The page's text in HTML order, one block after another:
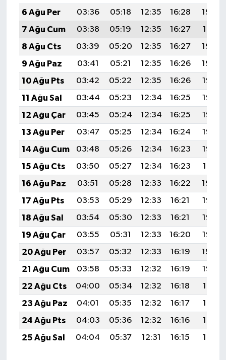
6 Ağu Per
03:36 05:18 12:35 16:28
19:42
7 Ağu Cum
03:38 05:19 12:35 16:27
19:41
8 Ağu Cts
03:39 05:20 12:35 16:27
19:40
9 Ağu Paz
03:41 05:21 12:35 16:26
19:39
10 Ağu Pts
03:42 05:22 12:35 16:26
19:37
11 Ağu Sal
03:44 05:23 12:34 16:25
19:36
12 Ağu Çar
03:45 05:24 12:34 16:25
19:35
13 Ağu Per
03:47 05:25 12:34 16:24
19:33
14 Ağu Cum
03:48 05:26 12:34 16:23
19:32
15 Ağu Cts
03:50 05:27 12:34 16:23
19:31
16 Ağu Paz
03:51 05:28 12:33 16:22
19:29
17 Ağu Pts
03:53 05:29 12:33 16:21
19:28
18 Ağu Sal
03:54 05:30 12:33 16:21
19:26
19 Ağu Çar
03:55 05:31 12:33 16:20
19:25
20 Ağu Per
03:57 05:32 12:33 16:19
19:24
21 Ağu Cum
03:58 05:33 12:32 16:19
19:22
22 Ağu Cts
04:00 05:34 12:32 16:18
19:21
23 Ağu Paz
04:01 05:35 12:32 16:17
19:19
24 Ağu Pts
04:03 05:36 12:32 16:16
19:18
25 Ağu Sal
04:04 05:37 12:31 16:15 19:16